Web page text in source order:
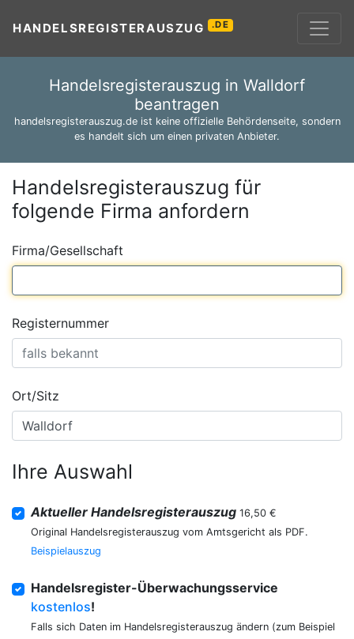
HANDELSREGISTERAUSZUG .DE
Handelsregisterauszug in Walldorf
beantragen
handelsregisterauszug.de ist keine offizielle Behördenseite, sondern
es handelt sich um einen privaten Anbieter.
Handelsregisterauszug für
folgende Firma anfordern
Firma/Gesellschaft
Registernummer
Ort/Sitz
Ihre Auswahl
Aktueller Handelsregisterauszug 16,50 €
Original Handelsregisterauszug vom Amtsgericht als PDF.
Beispielauszug
Handelsregister-Überwachungsservice
kostenlos!
Falls sich Daten im Handelsregisterauszug ändern (zum Beispiel